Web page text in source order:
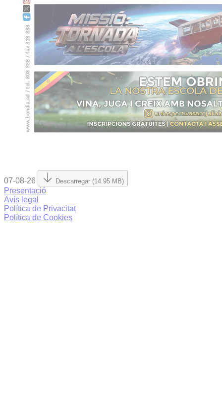
07-08-26 Descarregar (14.95 MB)
Presentació
Avís legal
Política de Privacitat
Política de Cookies